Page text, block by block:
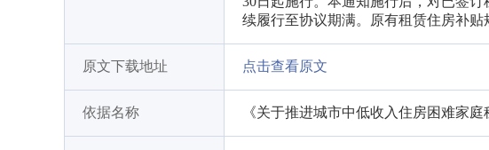
续履行至协议期满。原有租赁住房补贴
原文下载地址 点击查看原文
依据名称 《关于推进城市中低收入住房困难家